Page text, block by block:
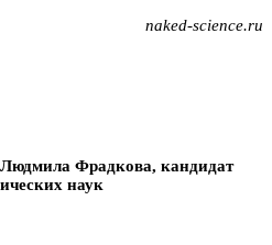
naked-science.ru
Фрадкова, кандидат
наук